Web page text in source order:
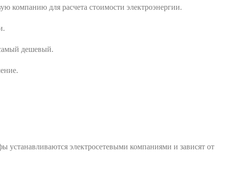
компанию для расчета стоимости электроэнергии.
дешевый.
устанавливаются электросетевыми компаниями и зависят от